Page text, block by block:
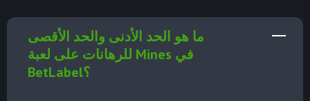
ما هو الحد الأدنى والحد الأقصى
للرهانات على لعبة Mines في
BetLabel؟